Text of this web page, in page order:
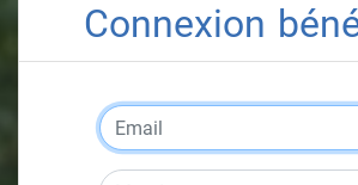
Connexion